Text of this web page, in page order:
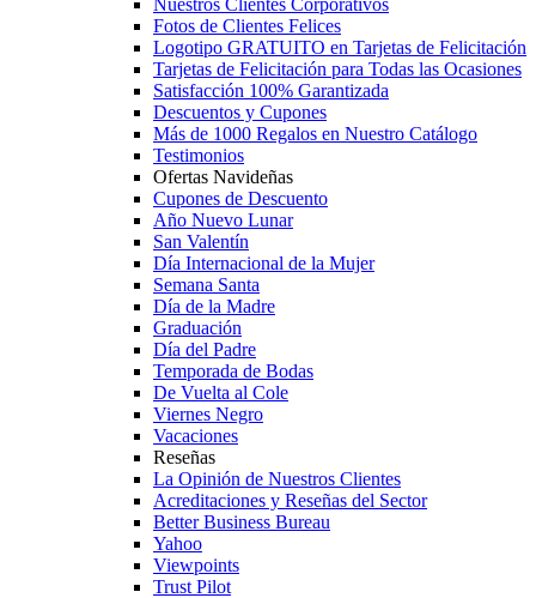
Nuestros Clientes Corporativos
Fotos de Clientes Felices
Logotipo GRATUITO en Tarjetas de Felicitación
Tarjetas de Felicitación para Todas las Ocasiones
Satisfacción 100% Garantizada
Descuentos y Cupones
Más de 1000 Regalos en Nuestro Catálogo
Testimonios
Ofertas Navideñas
Cupones de Descuento
Año Nuevo Lunar
San Valentín
Día Internacional de la Mujer
Semana Santa
Día de la Madre
Graduación
Día del Padre
Temporada de Bodas
De Vuelta al Cole
Viernes Negro
Vacaciones
Reseñas
La Opinión de Nuestros Clientes
Acreditaciones y Reseñas del Sector
Better Business Bureau
Yahoo
Viewpoints
Trust Pilot